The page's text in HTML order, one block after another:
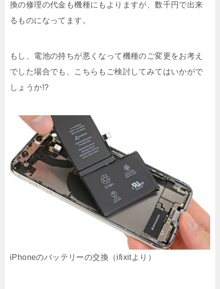
換の修理の代金も機種にもよりますが、数千円で出来
るものになってます。
もし、電池の持ちが悪くなって機種のご変更をお考え
でした場合でも、こちらもご検討してみてはいかがで
しょうか!?
iPhoneのバッテリーの交換（ifixitより）